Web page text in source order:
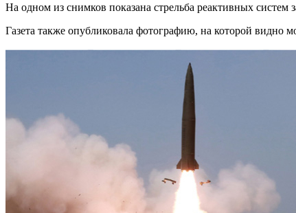
На одном из снимков показана стрельба реактивных
Газета также опубликовала фотографию, на которой видно